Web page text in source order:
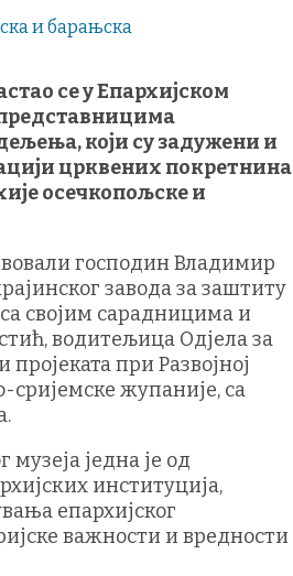
се у Епархијском
који су задужени и
црквених покретнина
осечкопољске и
господин Владимир
завода за заштиту
својим сарадницима и
водитељица Одјела за
при Развојној
сријемске жупаније, са
музеја једна је од
институција,
епархијског
важности и вредности